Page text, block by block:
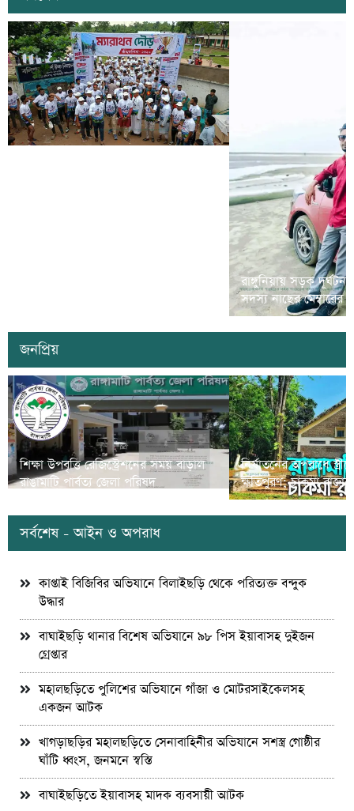
রাঙ্গুনিয়ায় সড়ক
সদস্য নাছের মেম্বারের
জনপ্রিয়
শিক্ষা উপবৃত্তি রেজিস্ট্রেশনের সময় বাড়াল
রাঙামাটি পার্বত্য জেলা পরিষদ
নির্যাতনের অপরাধে
ক্ষতিপুরণ; চাকমা
সর্বশেষ - আইন ও অপরাধ
কাপ্তাই বিজিবির অভিযানে বিলাইছড়ি থেকে পরিত্যক্ত বন্দুক
উদ্ধার
বাঘাইছড়ি থানার বিশেষ অভিযানে ৯৮ পিস ইয়াবাসহ দুইজন
গ্রেপ্তার
মহালছড়িতে পুলিশের অভিযানে গাঁজা ও মোটরসাইকেলসহ
একজন আটক
খাগড়াছড়ির মহালছড়িতে সেনাবাহিনীর অভিযানে সশস্ত্র গোষ্ঠীর
ঘাঁটি ধ্বংস, জনমনে স্বস্তি
বাঘাইছড়িতে ইয়াবাসহ মাদক ব্যবসায়ী আটক